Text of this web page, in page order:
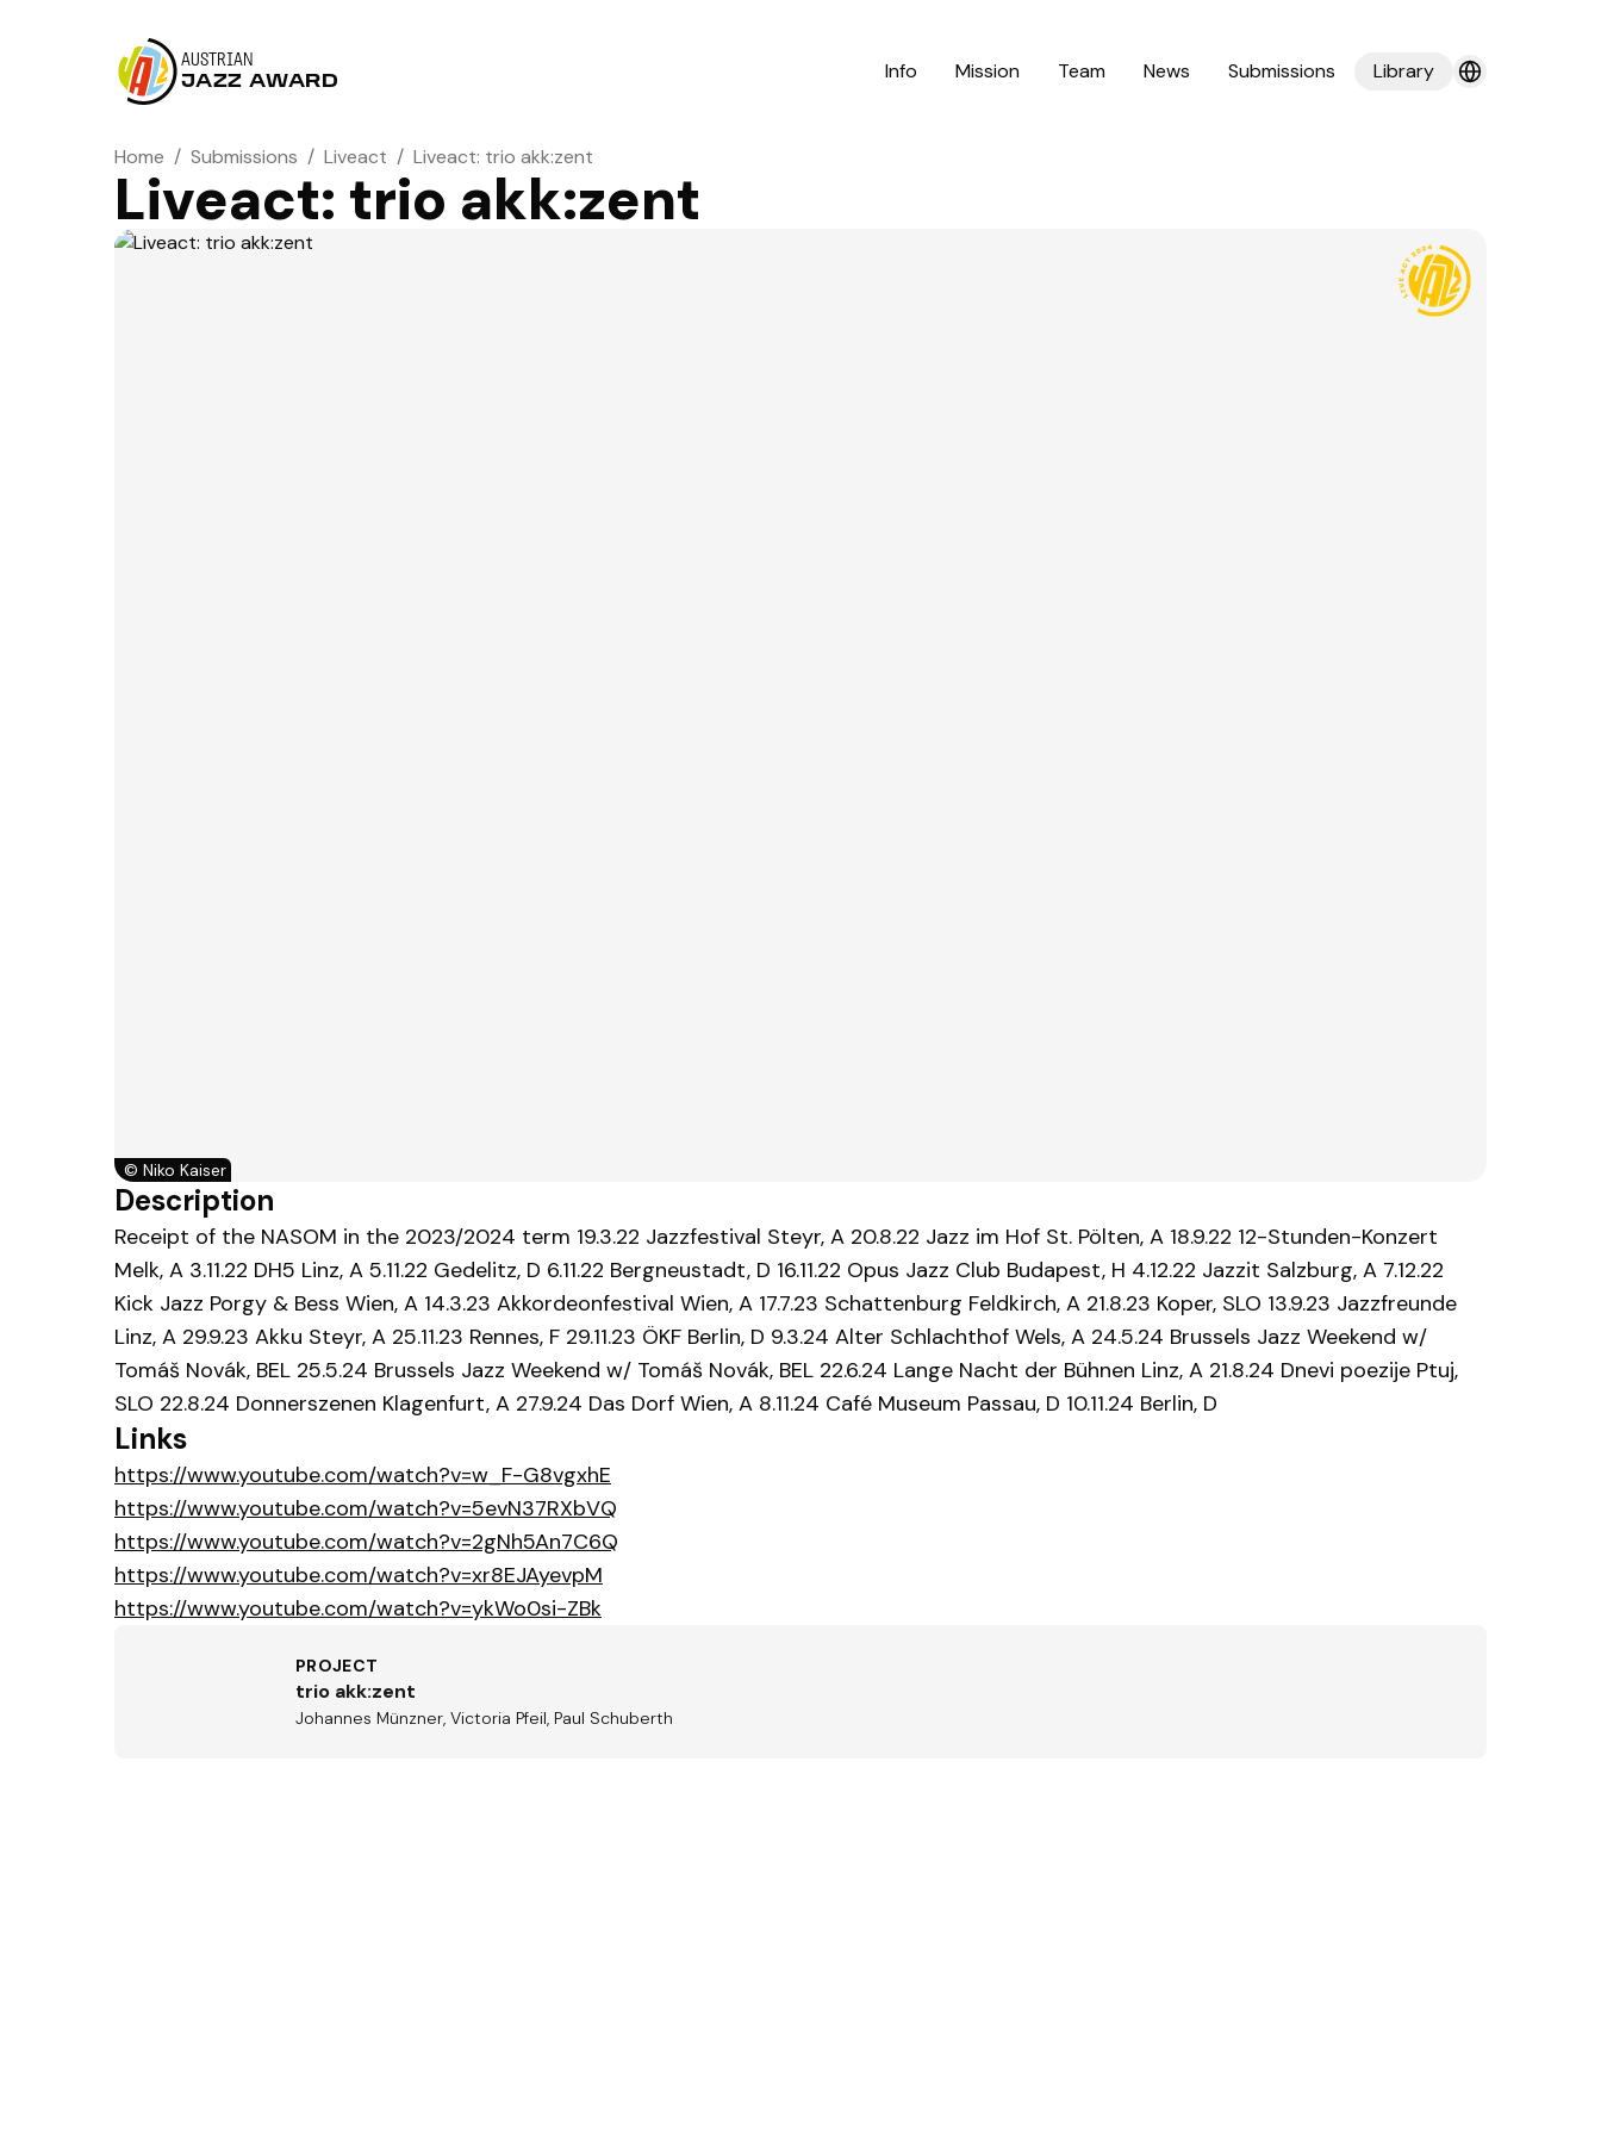
AUSTRIAN
JAZZ AWARD
Info Mission Team News Submissions Library
Home / Submissions / Liveact / Liveact: trio akk:zent
Liveact: trio akk:zent
© Niko Kaiser
Description
Receipt of the NASOM in the 2023/2024 term 19.3.22 Jazzfestival Steyr, A 20.8.22 Jazz im Hof St. Pölten, A 18.9.22 12-Stunden-Konzert
Melk, A 3.11.22 DH5 Linz, A 5.11.22 Gedelitz, D 6.11.22 Bergneustadt, D 16.11.22 Opus Jazz Club Budapest, H 4.12.22 Jazzit Salzburg, A 7.12.22
Kick Jazz Porgy & Bess Wien, A 14.3.23 Akkordeonfestival Wien, A 17.7.23 Schattenburg Feldkirch, A 21.8.23 Koper, SLO 13.9.23 Jazzfreunde
Linz, A 29.9.23 Akku Steyr, A 25.11.23 Rennes, F 29.11.23 ÖKF Berlin, D 9.3.24 Alter Schlachthof Wels, A 24.5.24 Brussels Jazz Weekend w/
Tomáš Novák, BEL 25.5.24 Brussels Jazz Weekend w/ Tomáš Novák, BEL 22.6.24 Lange Nacht der Bühnen Linz, A 21.8.24 Dnevi poezije Ptuj,
SLO 22.8.24 Donnerszenen Klagenfurt, A 27.9.24 Das Dorf Wien, A 8.11.24 Café Museum Passau, D 10.11.24 Berlin, D
Links
https://www.youtube.com/watch?v=w_F-G8vgxhE
https://www.youtube.com/watch?v=5evN37RXbVQ
https://www.youtube.com/watch?v=2gNh5An7C6Q
https://www.youtube.com/watch?v=xr8EJAyevpM
https://www.youtube.com/watch?v=ykWo0si-ZBk
PROJECT
trio akk:zent
Johannes Münzner, Victoria Pfeil, Paul Schuberth